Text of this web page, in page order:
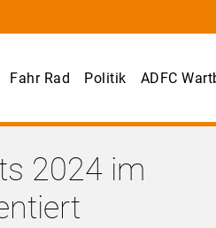
Fahr Rad Politik ADFC
2024 im